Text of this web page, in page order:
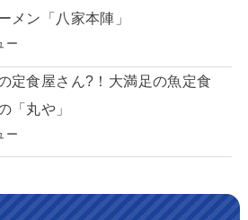
メン「八家本陣」
ー
定食屋さん?！大満足の魚定食
「丸や」
ー